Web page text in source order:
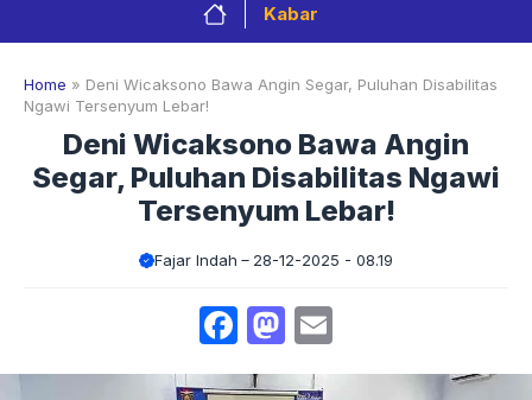
Kabar
Home » Deni Wicaksono Bawa Angin Segar, Puluhan Disabilitas
Ngawi Tersenyum Lebar!
Deni Wicaksono Bawa Angin
Segar, Puluhan Disabilitas Ngawi
Tersenyum Lebar!
Fajar Indah 28-12-2025 - 08.19
Facebook
Mastodon